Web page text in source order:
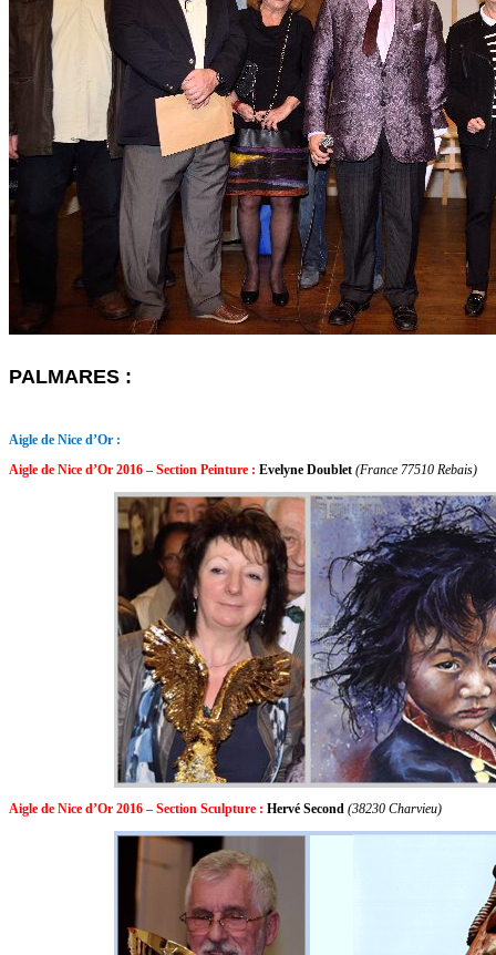
PALMARES :
Aigle de Nice d’Or :
Aigle de Nice d’Or 2016 – Section Peinture : Evelyne Doublet (France 77510 Rebais)
Aigle de Nice d’Or 2016 – Section Sculpture : Hervé Second (38230 Charvieu)